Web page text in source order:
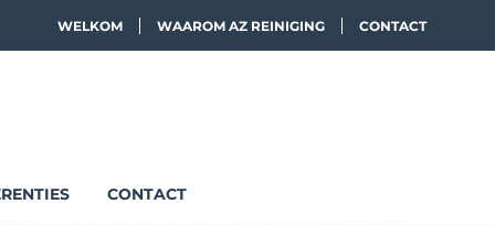
WELKOM WAAROM AZ REINIGING CONTACT
CONTACT